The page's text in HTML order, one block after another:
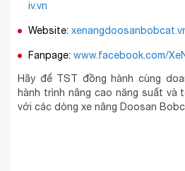
iv.vn
Website:
Fanpage: www.facebook.com/
Hãy để TST đồng hành cùng
hành trình nâng cao năng suất và
với các dòng xe nâng Doosan